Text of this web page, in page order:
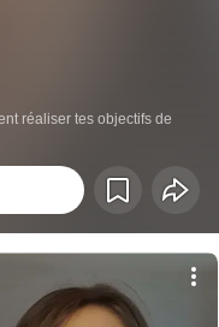
réaliser tes objectifs de